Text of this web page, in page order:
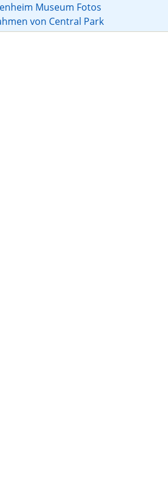
Museum Fotos
von Central Park